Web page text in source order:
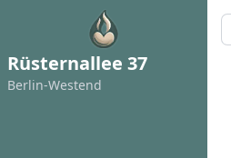
Rüsternallee 37
Berlin-Westend